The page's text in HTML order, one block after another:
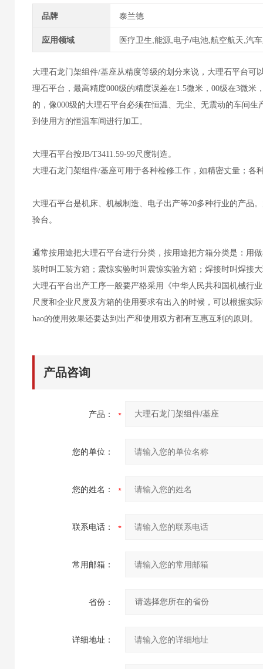
品牌 泰兰德
应用领域 医疗卫生,能源,电子/电池,航空航天,汽
大理石龙门架组件/基座从精度等级的划分来说，大理石平台可
理石平台，最高精度000级的精度误差在1.5微米，00级在3微
的，像000级的大理石平台必须在恒温、无尘、无震动的车间
到使用方的恒温车间进行加工。
大理石平台按JB/T3411.59-99尺度制造。
大理石龙门架组件/基座可用于各种检修工作，如精密丈量；各
大理石平台是机床、机械制造、电子出产等20多种行业的产品
验台。
通常按用途把大理石平台进行分类，按用途把方箱分类是：用
装时叫工装方箱；震惊实验时叫震惊实验方箱；焊接时叫焊接
大理石平台出产工序一般要严格采用《中华人民共和国机械行
尺度和企业尺度及方箱的使用要求有出入的时候，可以根据实
hao的使用效果还要达到出产和使用双方都有互惠互利的原则。
产品咨询
产品：
您的单位：
您的姓名：
联系电话：
常用邮箱：
省份：
详细地址：